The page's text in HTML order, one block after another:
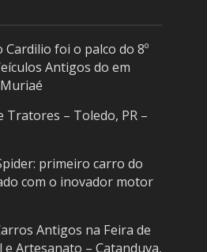
Cardilio foi o palco do 8º
Antigos do em
Tratores – Toledo, PR –
primeiro carro do
com o inovador motor
Antigos na Feira de
e Artesanato – Catanduva,